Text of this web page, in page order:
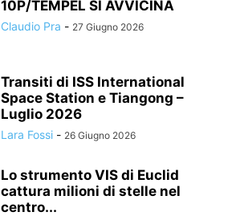
10P/TEMPEL SI AVVICINA
Claudio Pra - 27 Giugno 2026
Transiti di ISS International
Space Station e Tiangong –
Luglio 2026
Lara Fossi - 26 Giugno 2026
Lo strumento VIS di Euclid
cattura milioni di stelle nel
centro...